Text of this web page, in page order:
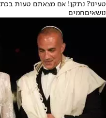
טעינו? נתקן! אם מצאתם טעות
נושאיםחמים